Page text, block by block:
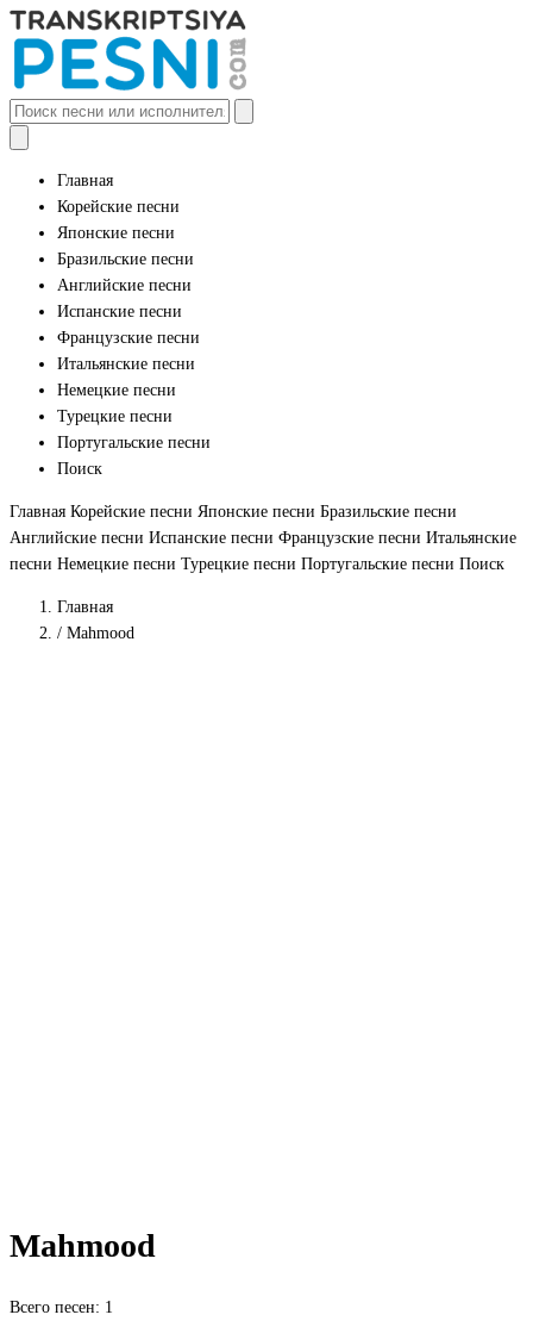
Главная
Корейские песни
Японские песни
Бразильские песни
Английские песни
Испанские песни
Французские песни
Итальянские песни
Немецкие песни
Турецкие песни
Португальские песни
Поиск
Главная Корейские песни Японские песни Бразильские песни
Английские песни Испанские песни Французские песни Итальянские
песни Немецкие песни Турецкие песни Португальские песни Поиск
Главная
/ Mahmood
Mahmood
Всего песен: 1